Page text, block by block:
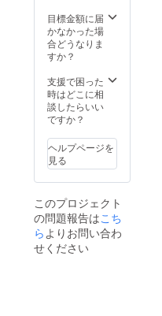
グッズ
は抱き
枕カ
バーイ
を使用
した、
このプ
ロジェ
リター
ン限定
のグッ
別通話
はファ
ン鯖も
しくは
XDMに
目標金額に届
かなかった場
合どうなりま
すか？
支援で困った
時はどこに相
談したらいい
ですか？
ヘルプページを
見る
このプロジェクト
の問題報告はこち
ら よりお問い合わ
せください